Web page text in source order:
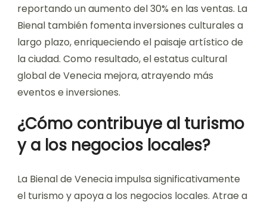
reportando un aumento del 30% en las ventas. La
Bienal también fomenta inversiones culturales a
largo plazo, enriqueciendo el paisaje artístico de
la ciudad. Como resultado, el estatus cultural
global de Venecia mejora, atrayendo más
eventos e inversiones.
¿Cómo contribuye al turismo
y a los negocios locales?
La Bienal de Venecia impulsa significativamente
el turismo y apoya a los negocios locales. Atrae a